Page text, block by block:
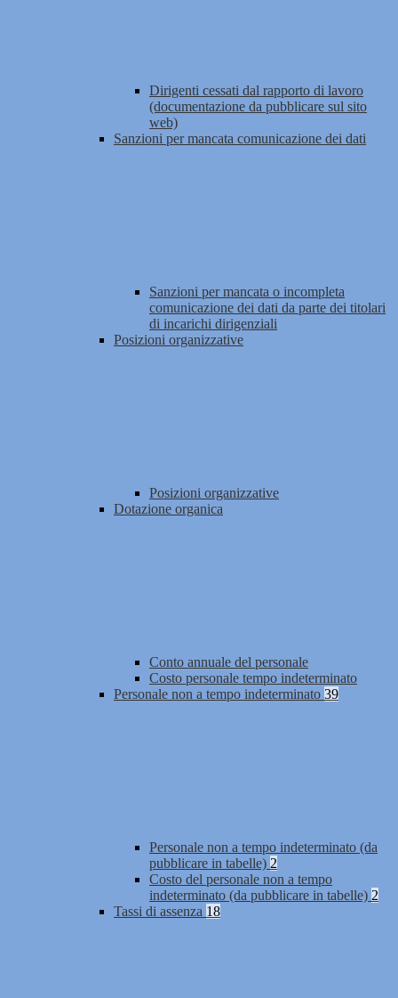
Dirigenti cessati dal rapporto di lavoro
(documentazione da pubblicare sul sito
web)
Sanzioni per mancata comunicazione dei dati
Sanzioni per mancata o incompleta
comunicazione dei dati da parte dei titolari
di incarichi dirigenziali
Posizioni organizzative
Posizioni organizzative
Dotazione organica
Conto annuale del personale
Costo personale tempo indeterminato
Personale non a tempo indeterminato 39
Personale non a tempo indeterminato (da
pubblicare in tabelle) 2
Costo del personale non a tempo
indeterminato (da pubblicare in tabelle) 2
Tassi di assenza 18